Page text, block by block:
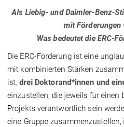
Als Liebig- und Daimler-Benz-
mit Förderungen
Was bedeutet die ERC-
Die ERC-Förderung ist eine
mit kombinierten Stärken
ist, drei Doktorand*innen und
einzustellen, die jeweils für einen
Projekts verantwortlich sein
eine Gruppe